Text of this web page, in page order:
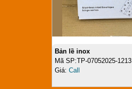
Bản lề inox
Mã SP:TP-07052025-1213
Giá: Call